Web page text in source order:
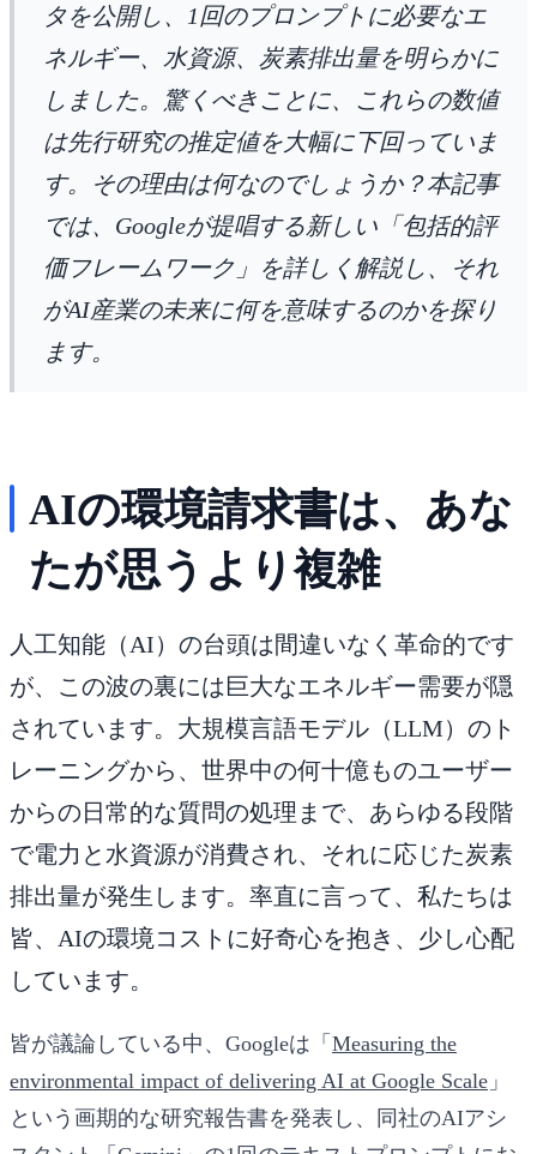
タを公開し、1回のプロンプトに必要なエ
ネルギー、水資源、炭素排出量を明らかに
しました。驚くべきことに、これらの数値
は先行研究の推定値を大幅に下回っていま
す。その理由は何なのでしょうか？本記事
では、Googleが提唱する新しい「包括的評
価フレームワーク」を詳しく解説し、それ
がAI産業の未来に何を意味するのかを探り
ます。
AIの環境請求書は、あな
たが思うより複雑
人工知能（AI）の台頭は間違いなく革命的です
が、この波の裏には巨大なエネルギー需要が隠
されています。大規模言語モデル（LLM）のト
レーニングから、世界中の何十億ものユーザー
からの日常的な質問の処理まで、あらゆる段階
で電力と水資源が消費され、それに応じた炭素
排出量が発生します。率直に言って、私たちは
皆、AIの環境コストに好奇心を抱き、少し心配
しています。
皆が議論している中、Googleは「 Measuring the
environmental impact of delivering AI at Google Scale 」
という画期的な研究報告書を発表し、同社のAIアシ